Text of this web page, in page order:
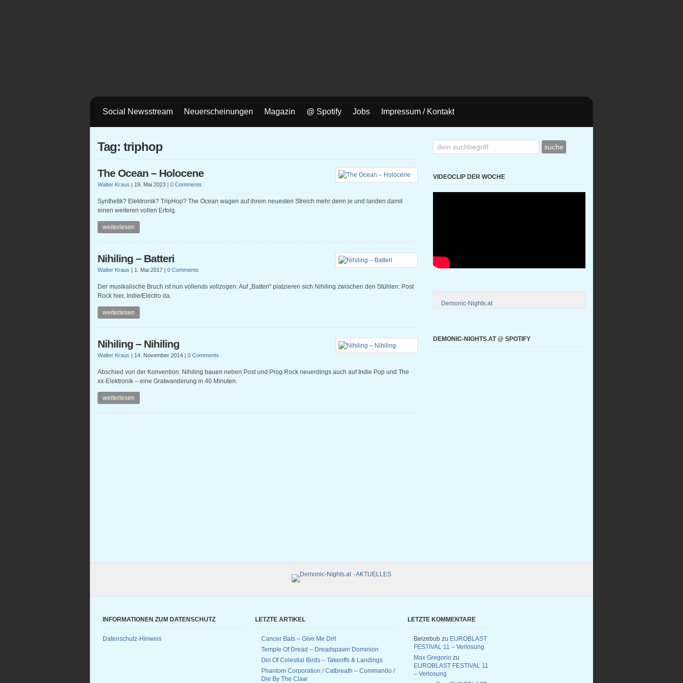
Social Newsstream Neuerscheinungen Magazin @ Spotify Jobs Impressum / Kontakt
Tag: triphop
The Ocean – Holocene
Walter Kraus | 19. Mai 2023 | 0 Comments
Synthetik? Elektronik? TripHop? The Ocean wagen auf ihrem neuesten Streich mehr denn je und landen damit
einen weiteren vollen Erfolg.
weiterlesen
Nihiling – Batteri
Walter Kraus | 1. Mai 2017 | 0 Comments
Der musikalische Bruch ist nun vollends vollzogen: Auf „Batteri“ platzieren sich Nihiling zwischen den Stühlen: Post
Rock hier, Indie/Electro da.
weiterlesen
Nihiling – Nihiling
Walter Kraus | 14. November 2014 | 0 Comments
Abschied von der Konvention: Nihiling bauen neben Post und Prog Rock neuerdings auch auf Indie Pop und The
xx-Elektronik – eine Gratwanderung in 40 Minuten.
weiterlesen
VIDEOCLIP DER WOCHE
Demonic-Nights.at
DEMONIC-NIGHTS.AT @ SPOTIFY
INFORMATIONEN ZUM DATENSCHUTZ
Datenschutz-Hinweis
LETZTE ARTIKEL
Cancer Bats – Give Me Dirt
Temple Of Dread – Dreadspawn Dominion
Din Of Celestial Birds – Takeoffs & Landings
Phantom Corporation / Catbreath – Commando /
Die By The Claw
LETZTE KOMMENTARE
Belzebub zu EUROBLAST
FESTIVAL 11 – Verlosung
Max Gregorio zu
EUROBLAST FESTIVAL 11
– Verlosung